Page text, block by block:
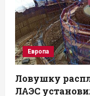
Европа
Ловушку
ЛАЭС